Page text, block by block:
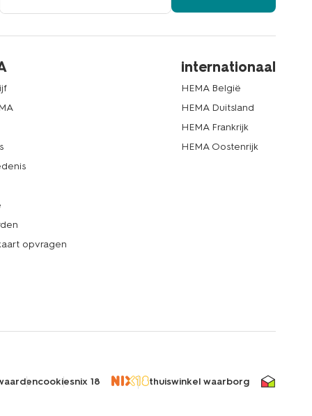
opvragen
internationaal
HEMA België
HEMA Duitsland
HEMA Frankrijk
HEMA Oostenrijk
cookiesnix 18 thuiswinkel waarborg